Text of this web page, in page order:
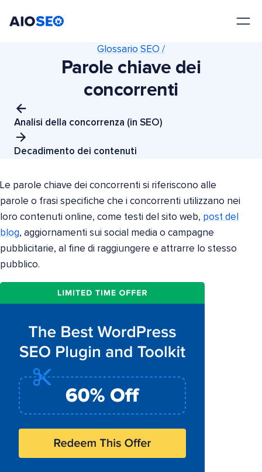
Analisi della concorrenza (in SEO)
Glossario SEO /
Parole chiave dei
concorrenti
Decadimento dei contenuti
Le parole chiave dei concorrenti si riferiscono alle
parole o frasi specifiche che i concorrenti utilizzano nei
loro contenuti online, come testi del sito web, post del
blog, aggiornamenti sui social media o campagne
pubblicitarie, al fine di raggiungere e attrarre lo stesso
pubblico.